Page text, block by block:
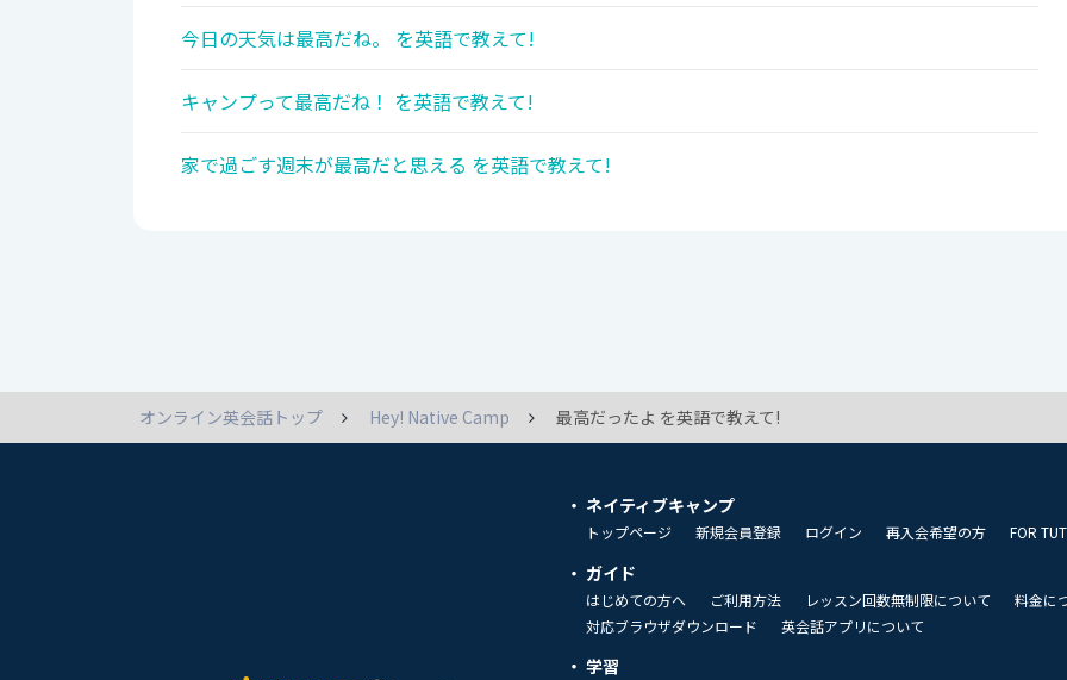
今日の天気は最高だね。 を英語で教えて!
キャンプって最高だね！ を英語で教えて!
家で過ごす週末が最高だと思える を英語で教えて!
オンライン英会話トップ Hey! Native Camp 最高だったよ を英語で教えて!
ネイティブキャンプ
トップページ 新規会員登録 ログイン 再入会希望の方 FOR
ガイド
はじめての方へ ご利用方法 レッスン回数無制限について
料金に
対応ブラウザダウンロード
英会話アプリについて
学習